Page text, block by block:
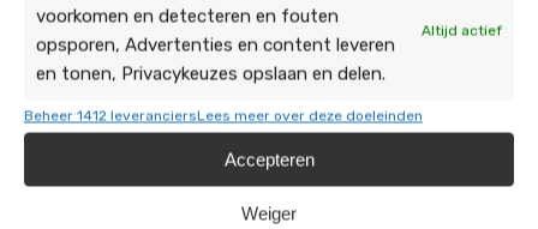
voorkomen en detecteren en fouten
opsporen, Advertenties en content leveren
en tonen, Privacykeuzes opslaan en delen.
Altijd actief
Beheer 1412 leveranciersLees meer over deze doeleinden
Accepteren
Weiger
25 feb 2025 | Airco
Beste airco voor verwarmen